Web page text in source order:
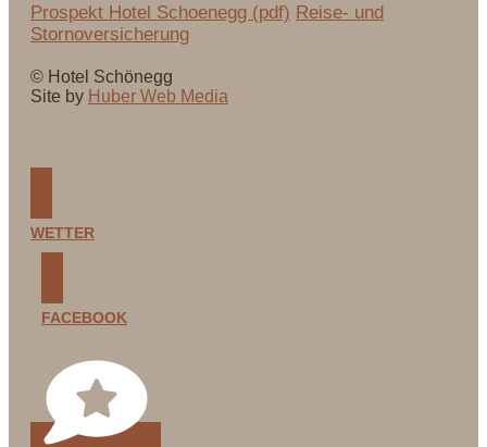
Prospekt Hotel Schoenegg (pdf) Reise- und
Stornoversicherung
© Hotel Schönegg
Site by Huber Web Media
WETTER
FACEBOOK